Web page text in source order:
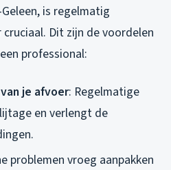
is regelmatig
Dit zijn de voordelen
professional:
je afvoer: Regelmatige
en verlengt de
problemen vroeg aanpakken